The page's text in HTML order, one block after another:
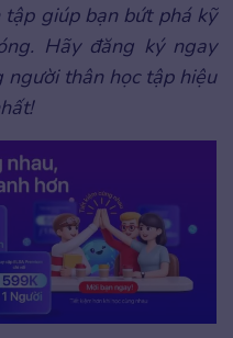
giúp bạn bứt phá kỹ
Hãy đăng ký ngay
thân học tập hiệu